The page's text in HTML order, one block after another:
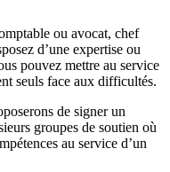
ou avocat, chef
d’une expertise ou
pouvez mettre au service
seuls face aux difficultés.
de signer un
groupes de soutien où
au service d’un